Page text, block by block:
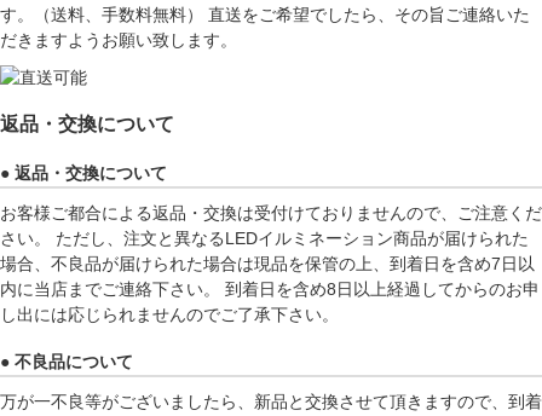
す。（送料、手数料無料） 直送をご希望でしたら、その旨ご連絡いた
だきますようお願い致します。
返品・交換について
● 返品・交換について
お客様ご都合による返品・交換は受付けておりませんので、ご注意くだ
さい。 ただし、注文と異なるLEDイルミネーション商品が届けられた
場合、不良品が届けられた場合は現品を保管の上、到着日を含め7日以
内に当店までご連絡下さい。 到着日を含め8日以上経過してからのお申
し出には応じられませんのでご了承下さい。
● 不良品について
万が一不良等がございましたら、新品と交換させて頂きますので、到着